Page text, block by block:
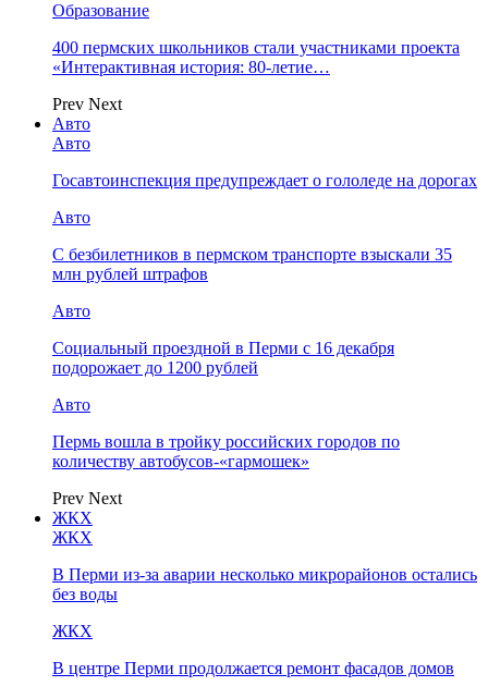
Образование
400 пермских школьников стали участниками проекта
«Интерактивная история: 80-летие…
Prev Next
Авто
Авто
Госавтоинспекция предупреждает о гололеде на дорогах
Авто
С безбилетников в пермском транспорте взыскали 35
млн рублей штрафов
Авто
Социальный проездной в Перми с 16 декабря
подорожает до 1200 рублей
Авто
Пермь вошла в тройку российских городов по
количеству автобусов-«гармошек»
Prev Next
ЖКХ
ЖКХ
В Перми из-за аварии несколько микрорайонов остались
без воды
ЖКХ
В центре Перми продолжается ремонт фасадов домов